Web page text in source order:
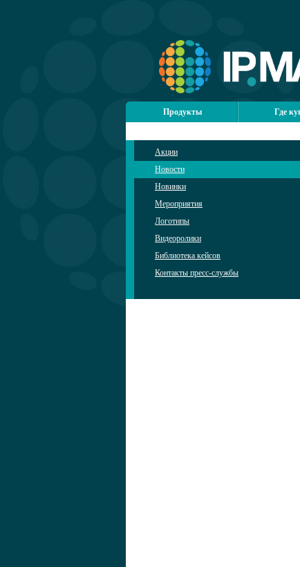
Продукты Где
Акции
Новости
Новинки
Мероприятия
Логотипы
Видеоролики
Библиотека кейсов
Контакты пресс-службы